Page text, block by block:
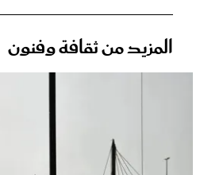
المزيد من ثقافة وفنون